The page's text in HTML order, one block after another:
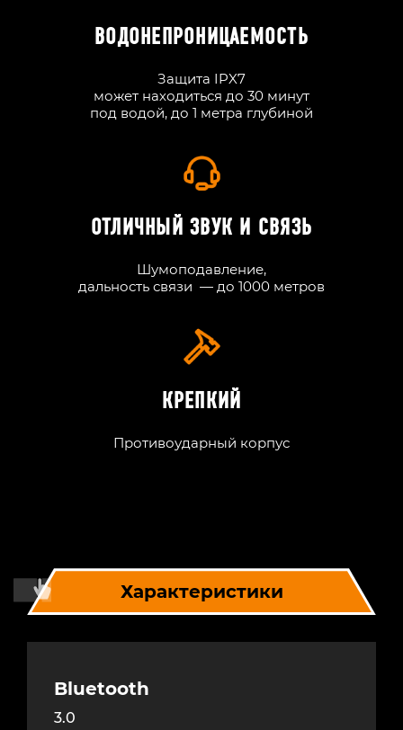
ВОДОНЕПРОНИЦАЕМОСТЬ
Защита IPX7
может находиться до 30 минут
под водой, до 1 метра глубиной
ОТЛИЧНЫЙ ЗВУК И СВЯЗЬ
Шумоподавление,
дальность связи — до 1000 метров
КРЕПКИЙ
Противоударный корпус
Характеристики
Bluetooth
3.0